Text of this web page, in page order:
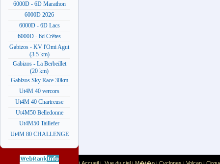
6000D - 6D Marathon
6000D 2026
6000D - 6D Lacs
6000D - 6d Crêtes
Gabizos - KV l'Omi Agut
(3.5 km)
Gabizos - La Berbeillet
(20 km)
Gabizos Sky Race 30km
Ut4M 40 vercors
Ut4M 40 Chartreuse
Ut4M50 Belledonne
Ut4M50 Taillefer
Ut4M 80 CHALLENGE